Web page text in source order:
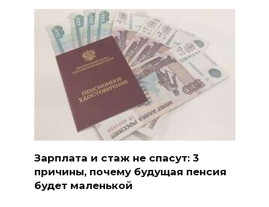
Зарплата и стаж не спасут: 3
причины, почему будущая пенсия
будет маленькой